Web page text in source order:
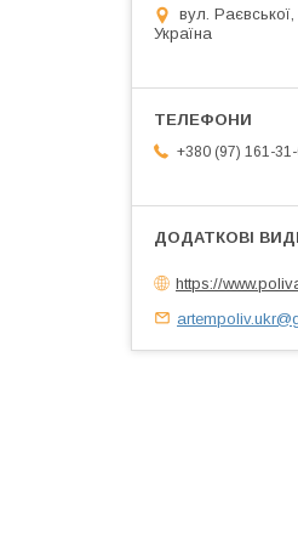
вул. Раєвської,
Україна
+380 (97) 161-
https://